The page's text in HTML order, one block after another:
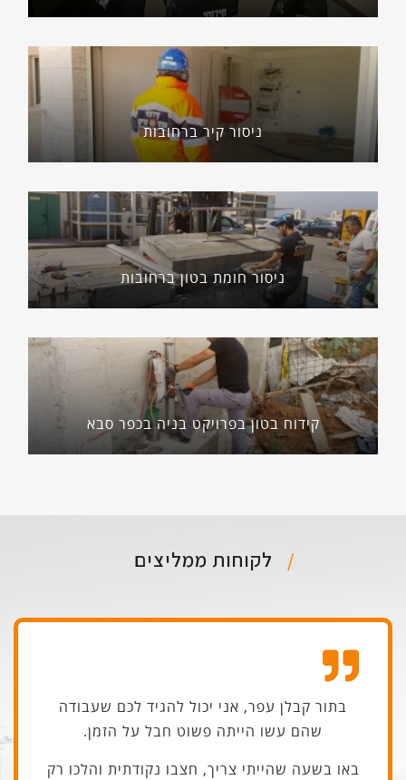
ניסור קיר ברחובות
ניסור חומת בטון ברחובות
קידוח בטון בפרויקט בניה בכפר סבא
לקוחות ממליצים
בתור קבלן עפר, אני יכול להגיד לכם שעבודה
שהם עשו הייתה פשוט חבל על הזמן.
באו בשעה שהייתי צריך, חצבו נקודתית והלכו רק